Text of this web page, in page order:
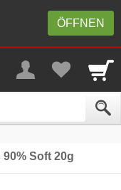
ÖFFNEN
Soft 20g